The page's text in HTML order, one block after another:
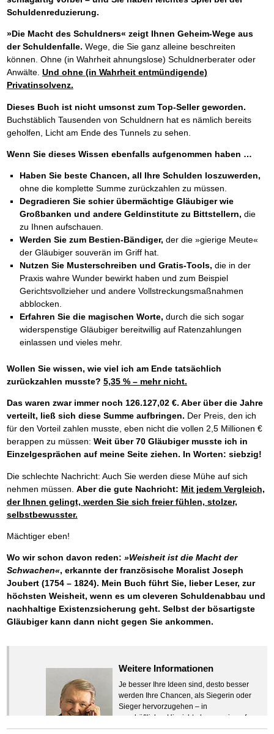
Schuldenreduzierung.
»Die Macht des Schuldners« zeigt Ihnen Geheim-Wege aus
der Schuldenfalle. Wege, die Sie ganz alleine beschreiten
können. Ohne (in Wahrheit ahnungslose) Schuldnerberater oder
Anwälte. Und ohne (in Wahrheit entmündigende)
Privatinsolvenz.
Dieses Buch ist nicht umsonst zum Top-Seller geworden.
Buchstäblich Tausenden von Schuldnern hat es nämlich bereits
geholfen, Licht am Ende des Tunnels zu sehen.
Wenn Sie dieses Wissen ebenfalls aufgenommen haben …
Haben Sie beste Chancen, all Ihre Schulden loszuwerden,
ohne die komplette Summe zurückzahlen zu müssen.
Degradieren Sie schier übermächtige Gläubiger wie
Großbanken und andere Geldinstitute zu Bittstellern, die
zu Ihnen aufschauen.
Werden Sie zum Bestien-Bändiger, der die »gierige Meute«
der Gläubiger souverän im Griff hat.
Nutzen Sie Musterschreiben und Gratis-Tools, die in der
Praxis wahre Wunder bewirkt haben und zum Beispiel
Gerichtsvollzieher und andere Vollstreckungsmaßnahmen
abblocken.
Erfahren Sie die magischen Worte, durch die sich sogar
widerspenstige Gläubiger bereitwillig auf Ratenzahlungen
einlassen und vieles mehr.
Wollen Sie wissen, wie viel ich am Ende tatsächlich
zurückzahlen musste? 5,35 % – mehr nicht.
Das waren zwar immer noch 126.127,02 €. Aber über die Jahre
verteilt, ließ sich diese Summe aufbringen. Der Preis, den ich
für den Vorteil zahlen musste, eben nicht die vollen 2,5 Millionen €
berappen zu müssen: Weit über 70 Gläubiger musste ich in
Einzelgesprächen auf meine Seite ziehen. In Worten: siebzig!
Die schlechte Nachricht: Auch Sie werden diese Mühe auf sich
nehmen müssen. Aber die gute Nachricht: Mit jedem Vergleich,
der Ihnen gelingt, werden Sie sich freier fühlen, stolzer,
selbstbewusster.
Mächtiger eben!
Wo wir schon davon reden: »Weisheit ist die Macht der
Schwachen«, erkannte der französische Moralist Joseph
Joubert (1754 – 1824). Mein Buch führt Sie, lieber Leser, zur
höchsten Weisheit, wenn es um cleveren Schuldenabbau und
nachhaltige Existenzsicherung geht. Selbst der bösartigste
Gläubiger kann dann nicht gegen Sie ankommen.
Weitere Informationen
Je besser Ihre Ideen sind, desto besser
werden Ihre Chancen, als Siegerin oder
Sieger hervorzugehen – in
geschäftlicher Hinsicht ebenso wie auf
beruflichem oder privatem Gebiet. Denn